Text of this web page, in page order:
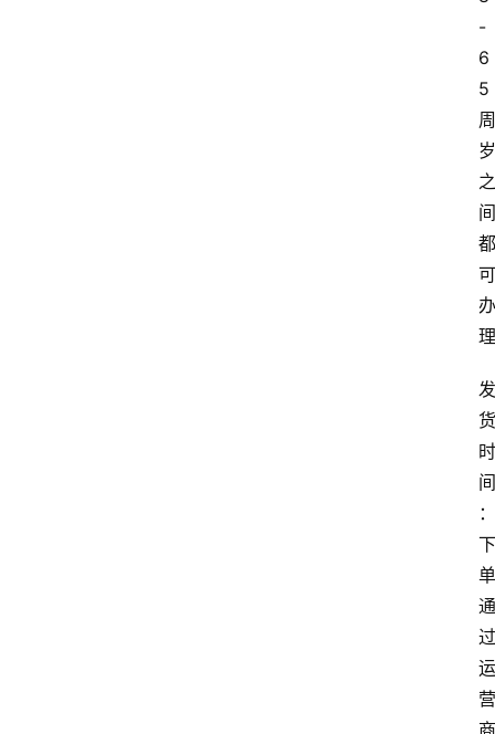
-
6
5
周
岁
之
间
都
可
办
理
发
货
时
间
：
下
单
通
过
运
营
商